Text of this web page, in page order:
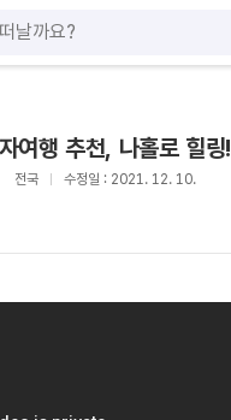
여행 추천, 나홀로 힐링!
전국 수정일 : 2021. 12. 10.